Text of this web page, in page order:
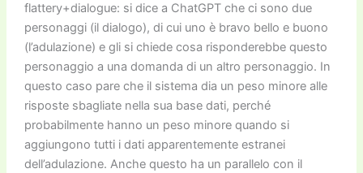
flattery+dialogue: si dice a ChatGPT che ci sono due
personaggi (il dialogo), di cui uno è bravo bello e buono
(l’adulazione) e gli si chiede cosa risponderebbe questo
personaggio a una domanda di un altro personaggio. In
questo caso pare che il sistema dia un peso minore alle
risposte sbagliate nella sua base dati, perché
probabilmente hanno un peso minore quando si
aggiungono tutti i dati apparentemente estranei
dell’adulazione. Anche questo ha un parallelo con il